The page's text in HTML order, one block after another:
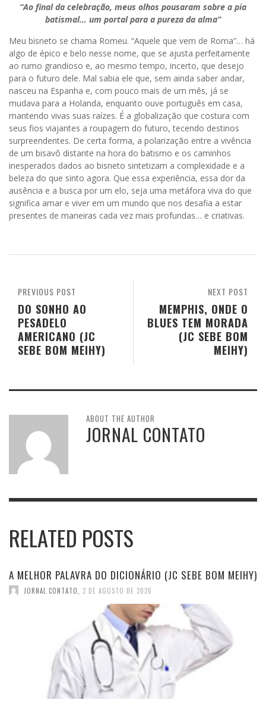
“Ao final da celebração, meus olhos pousaram sobre a pia
batismal… um portal para a pureza da alma”
Meu bisneto se chama Romeu. “Aquele que vem de Roma”… há
algo de épico e belo nesse nome, que se ajusta perfeitamente
ao rumo grandioso e, ao mesmo tempo, incerto, que desejo
para o futuro dele. Mal sabia ele que, sem ainda saber andar,
nasceu na Espanha e, com pouco mais de um mês, já se
mudava para a Holanda, enquanto ouve português em casa,
mantendo vivas suas raízes. É a globalização que costura com
seus fios viajantes a roupagem do futuro, tecendo destinos
surpreendentes. De certa forma, a polarização entre a vivência
de um bisavô distante na hora do batismo e os caminhos
inesperados dados ao bisneto sintetizam a complexidade e a
beleza do que sinto agora. Que essa experiência, essa dor da
ausência e a busca por um elo, seja uma metáfora viva do que
significa amar e viver em um mundo que nos desafia a estar
presentes de maneiras cada vez mais profundas… e criativas.
NEXT POST
MEMPHIS, ONDE O
BLUES TEM MORADA
(JC SEBE BOM
MEIHY)
PREVIOUS POST
DO SONHO AO
PESADELO
AMERICANO (JC
SEBE BOM MEIHY)
ABOUT THE AUTHOR
JORNAL CONTATO
RELATED POSTS
A MELHOR PALAVRA DO DICIONÁRIO (JC SEBE BOM MEIHY)
JORNAL CONTATO 2 DE AGOSTO DE 2026